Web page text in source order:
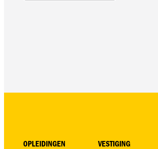
OPLEIDINGEN VESTIGING